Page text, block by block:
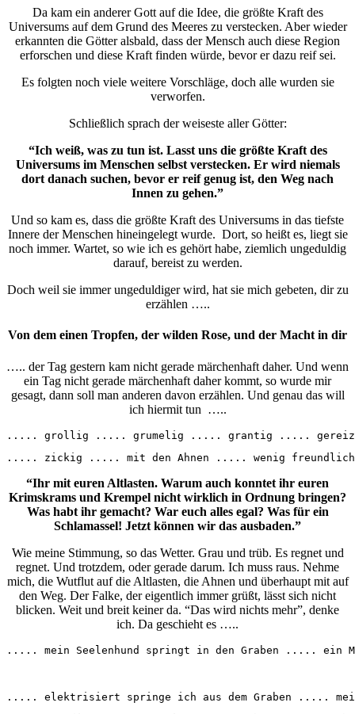
Da kam ein anderer Gott auf die Idee, die größte Kraft des
Universums auf dem Grund des Meeres zu verstecken. Aber wieder
erkannten die Götter alsbald, dass der Mensch auch diese Region
erforschen und diese Kraft finden würde, bevor er dazu reif sei.
Es folgten noch viele weitere Vorschläge, doch alle wurden sie
verworfen.
Schließlich sprach der weiseste aller Götter:
“Ich weiß, was zu tun ist. Lasst uns die größte Kraft des
Universums im Menschen selbst verstecken. Er wird niemals
dort danach suchen, bevor er reif genug ist, den Weg nach
Innen zu gehen.”
Und so kam es, dass die größte Kraft des Universums in das tiefste
Innere der Menschen hineingelegt wurde. Dort, so heißt es, liegt sie
noch immer. Wartet, so wie ich es gehört habe, ziemlich ungeduldig
darauf, bereist zu werden.
Doch weil sie immer ungeduldiger wird, hat sie mich gebeten, dir zu
erzählen …..
Von dem einen Tropfen, der wilden Rose, und der Macht in dir
….. der Tag gestern kam nicht gerade märchenhaft daher. Und wenn
ein Tag nicht gerade märchenhaft daher kommt, so wurde mir
gesagt, dann soll man anderen davon erzählen. Und genau das will
ich hiermit tun …..
..... grollig ..... grumelig ..... grantig .....
..... zickig ..... mit den Ahnen ..... wenig freundliche
“Ihr mit euren Altlasten. Warum auch konntet ihr euren
Krimskrams und Krempel nicht wirklich in Ordnung bringen?
Was habt ihr gemacht? War euch alles egal? Was für ein
Schlamassel! Jetzt können wir das ausbaden.”
Wie meine Stimmung, so das Wetter. Grau und trüb. Es regnet und
regnet. Und trotzdem, oder gerade darum. Ich muss raus. Nehme
mich, die Wutflut auf die Altlasten, die Ahnen und überhaupt mit auf
den Weg. Der Falke, der eigentlich immer grüßt, lässt sich nicht
blicken. Weit und breit keiner da. “Das wird nichts mehr”, denke
ich. Da geschieht es …..
..... mein Seelenhund springt in den Graben .....
..... elektrisiert springe ich aus dem Graben .....